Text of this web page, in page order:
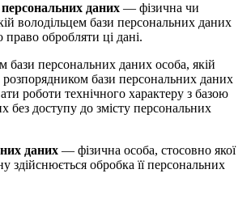
даних — фізична чи
володільцем бази персональних даних
обробляти ці дані.
бази персональних даних особа, якій
розпорядником бази персональних даних
роботи технічного характеру з базою
без доступу до змісту персональних
даних — фізична особа, стосовно якої
здійснюється обробка її персональних